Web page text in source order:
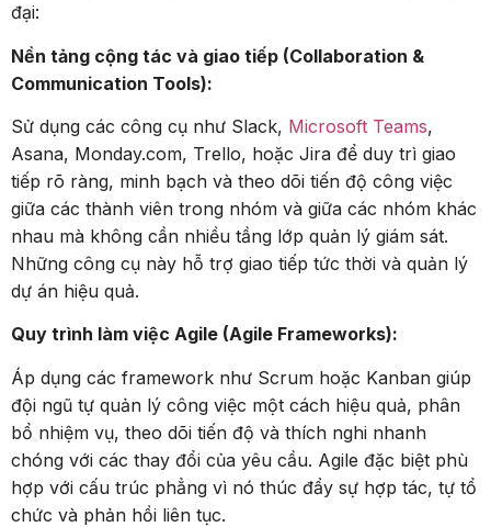
đại:
Nền tảng cộng tác và giao tiếp (Collaboration &
Communication Tools):
Sử dụng các công cụ như Slack, Microsoft Teams,
Asana, Monday.com, Trello, hoặc Jira để duy trì giao
tiếp rõ ràng, minh bạch và theo dõi tiến độ công việc
giữa các thành viên trong nhóm và giữa các nhóm khác
nhau mà không cần nhiều tầng lớp quản lý giám sát.
Những công cụ này hỗ trợ giao tiếp tức thời và quản lý
dự án hiệu quả.
Quy trình làm việc Agile (Agile Frameworks):
Áp dụng các framework như Scrum hoặc Kanban giúp
đội ngũ tự quản lý công việc một cách hiệu quả, phân
bổ nhiệm vụ, theo dõi tiến độ và thích nghi nhanh
chóng với các thay đổi của yêu cầu. Agile đặc biệt phù
hợp với cấu trúc phẳng vì nó thúc đẩy sự hợp tác, tự tổ
chức và phản hồi liên tục.